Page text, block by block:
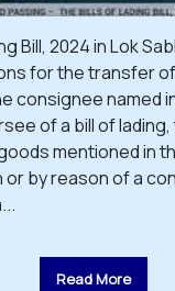
Bill, 2024 in Lok
for the transfer
consignee named
of a bill of
mentioned in
or by reason of a
Read More